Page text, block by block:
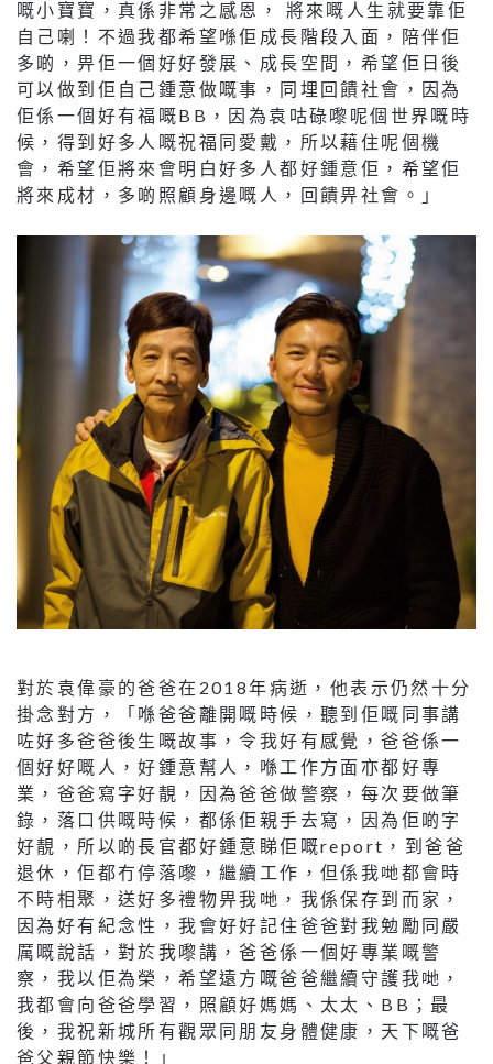
嘅小寶寶，真係非常之感恩， 將來嘅人生就要靠佢
自己喇！不過我都希望喺佢成長階段入面，陪伴佢
多啲，畀佢一個好好發展、成長空間，希望佢日後
可以做到佢自己鍾意做嘅事，同埋回饋社會，因為
佢係一個好有福嘅BB，因為袁咕碌嚟呢個世界嘅時
候，得到好多人嘅祝福同愛戴，所以藉住呢個機
會，希望佢將來會明白好多人都好鍾意佢，希望佢
將來成材，多啲照顧身邊嘅人，回饋畀社會。」
對於袁偉豪的爸爸在2018年病逝，他表示仍然十分
掛念對方，「喺爸爸離開嘅時候，聽到佢嘅同事講
咗好多爸爸後生嘅故事，令我好有感覺，爸爸係一
個好好嘅人，好鍾意幫人，喺工作方面亦都好專
業，爸爸寫字好靚，因為爸爸做警察，每次要做筆
錄，落口供嘅時候，都係佢親手去寫，因為佢啲字
好靚，所以啲長官都好鍾意睇佢嘅report，到爸爸
退休，佢都冇停落嚟，繼續工作，但係我哋都會時
不時相聚，送好多禮物畀我哋，我係保存到而家，
因為好有紀念性，我會好好記住爸爸對我勉勵同嚴
厲嘅說話，對於我嚟講，爸爸係一個好專業嘅警
察，我以佢為榮，希望遠方嘅爸爸繼續守護我哋，
我都會向爸爸學習，照顧好媽媽、太太、BB；最
後，我祝新城所有觀眾同朋友身體健康，天下嘅爸
爸父親節快樂！」